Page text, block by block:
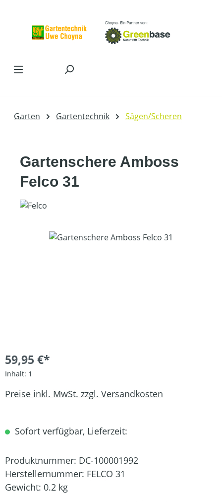
Garten Gartentechnik Sägen/Scheren
Gartenschere Amboss
Felco 31
Bildergalerie überspringen
59,95 €*
Inhalt: 1
Preise inkl. MwSt. zzgl. Versandkosten
Sofort verfügbar, Lieferzeit:
Produktnummer: DC-100001992
Herstellernummer: FELCO 31
Gewicht: 0.2 kg